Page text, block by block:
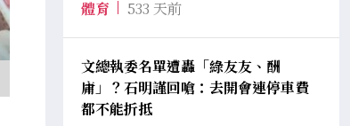
體育
533 天前
文總執委名單遭轟「綠友友、酬
庸」？石明謹回嗆：去開會連停車費
都不能折抵